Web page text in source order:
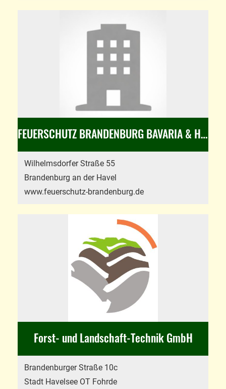
FEUERSCHUTZ BRANDENBURG BAVARIA & HERMANN GmbH
Wilhelmsdorfer Straße 55
Brandenburg an der Havel
www.feuerschutz-brandenburg.de
Forst- und Landschaft-Technik GmbH
Brandenburger Straße 10c
Stadt Havelsee OT Fohrde